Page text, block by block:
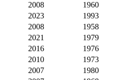
2008
1960
2023
1993
2008
1958
2021
1979
2016
1976
2010
1973
2007
1980